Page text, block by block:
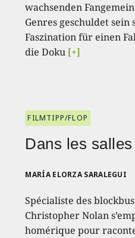
wachsenden
Genres geschuldet
Faszination für einen
die Doku [+]
FILMTIPP/FLOP
Dans les
MARÍA ELORZA SARALEGUI
Spécialiste des
Christopher Nolan
homérique pour